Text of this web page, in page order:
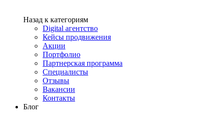
Назад к категориям
Digital агентство
Кейсы продвижения
Акции
Портфолио
Партнерская программа
Специалисты
Отзывы
Вакансии
Контакты
Блог